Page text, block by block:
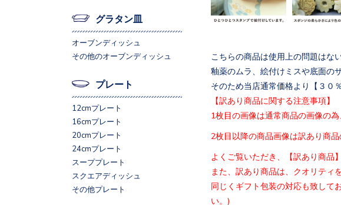
こちらの商品は使用上の問題はな
釉薬のムラ、絵付けミスや底面の
そのため当店通常価格より【３０
【訳あり商品に関する注意事項】
1枚目の画像は通常商品の画像の
2枚目以降の商品画像は訳あり商品
よくご覧いただき、【訳あり商品
また、訳あり商品は、クオリティ
同じくギフト包装の対応も致して
い。)
グラタン皿
オーブンディッシュ
その他のオーブンディッシュ
プレート
12cmプレート
16cmプレート
20cmプレート
24cmプレート
スーププレート
スクエアディッシュ
その他プレート